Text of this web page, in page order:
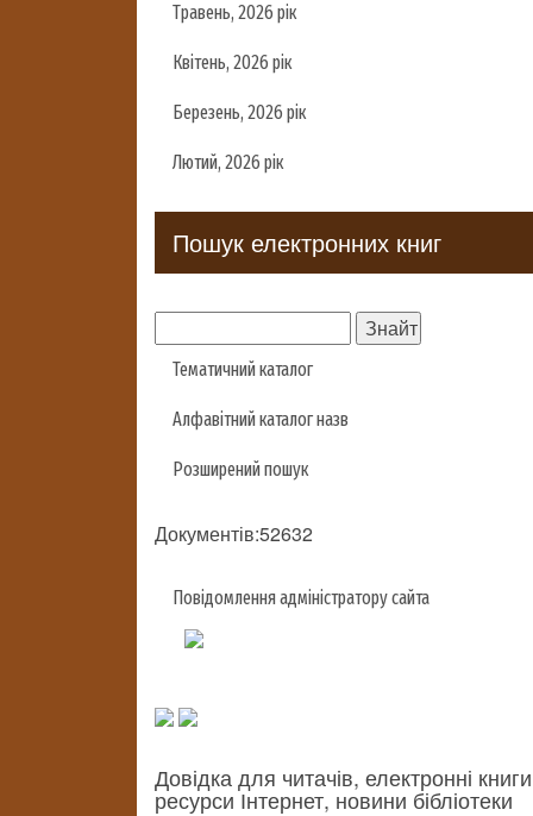
Травень, 2026 рік
Квітень, 2026 рік
Березень, 2026 рік
Лютий, 2026 рік
Пошук електронних книг
Тематичний каталог
Алфавітний каталог назв
Розширений пошук
Документів:52632
Повідомлення адміністратору сайта
Довідка для читачів, електронні
ресурси Інтернет, новини бібліотеки